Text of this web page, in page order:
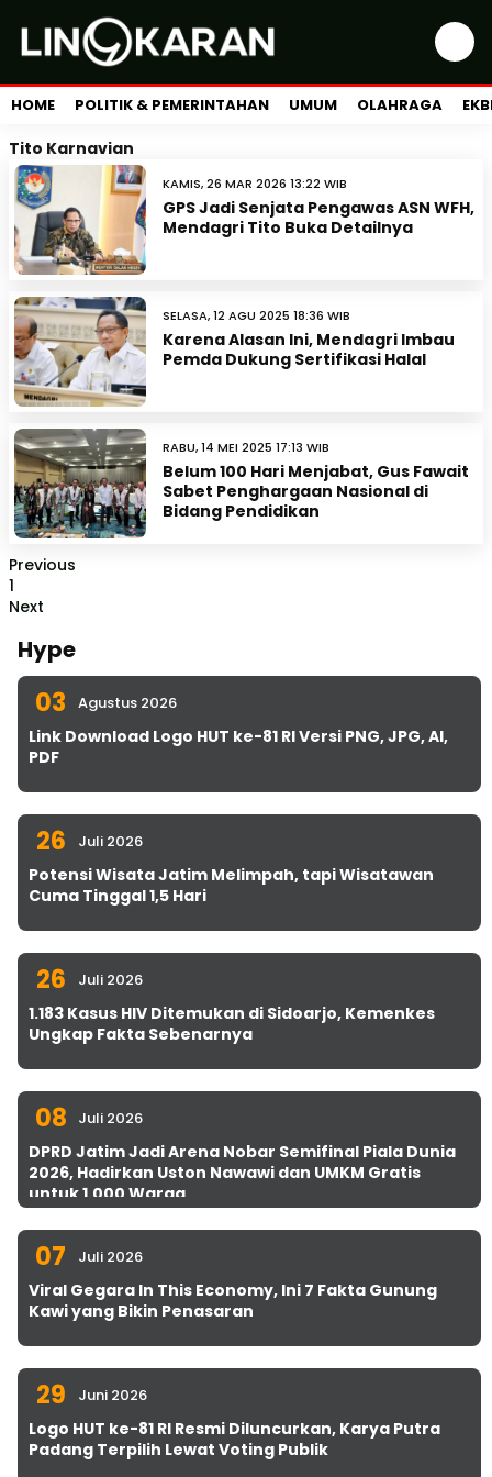
HOME POLITIK & PEMERINTAHAN UMUM OLAHRAGA
Tito Karnavian
KAMIS, 26 MAR 2026 13:22 WIB
GPS Jadi Senjata Pengawas ASN WFH,
Mendagri Tito Buka Detailnya
SELASA, 12 AGU 2025 18:36 WIB
Karena Alasan Ini, Mendagri Imbau
Pemda Dukung Sertifikasi Halal
RABU, 14 MEI 2025 17:13 WIB
Belum 100 Hari Menjabat, Gus Fawait
Sabet Penghargaan Nasional di
Bidang Pendidikan
Previous
1
Next
Hype
03 Agustus 2026
Link Download Logo HUT ke-81 RI Versi PNG, JPG, AI,
PDF
26 Juli 2026
Potensi Wisata Jatim Melimpah, tapi Wisatawan
Cuma Tinggal 1,5 Hari
26 Juli 2026
1.183 Kasus HIV Ditemukan di Sidoarjo, Kemenkes
Ungkap Fakta Sebenarnya
08 Juli 2026
DPRD Jatim Jadi Arena Nobar Semifinal Piala Dunia
2026, Hadirkan Uston Nawawi dan UMKM Gratis
untuk 1.000 Warga
07 Juli 2026
Viral Gegara In This Economy, Ini 7 Fakta Gunung
Kawi yang Bikin Penasaran
29 Juni 2026
Logo HUT ke-81 RI Resmi Diluncurkan, Karya Putra
Padang Terpilih Lewat Voting Publik